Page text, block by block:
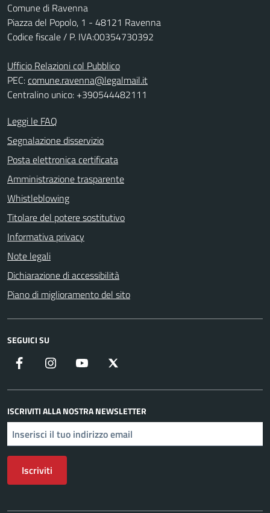
Comune di Ravenna
Piazza del Popolo, 1 - 48121 Ravenna
Codice fiscale / P. IVA:00354730392
Ufficio Relazioni col Pubblico
PEC:comune.ravenna@legalmail.it
Centralino unico: +390544482111
Leggi le FAQ
Segnalazione disservizio
Posta elettronica certificata
Amministrazione trasparente
Whistleblowing
Titolare del potere sostitutivo
Informativa privacy
Note legali
Dichiarazione di accessibilità
Piano di miglioramento del sito
SEGUICI SU
Facebook Instagram YouTube
ISCRIVITI ALLA NOSTRA NEWSLETTER